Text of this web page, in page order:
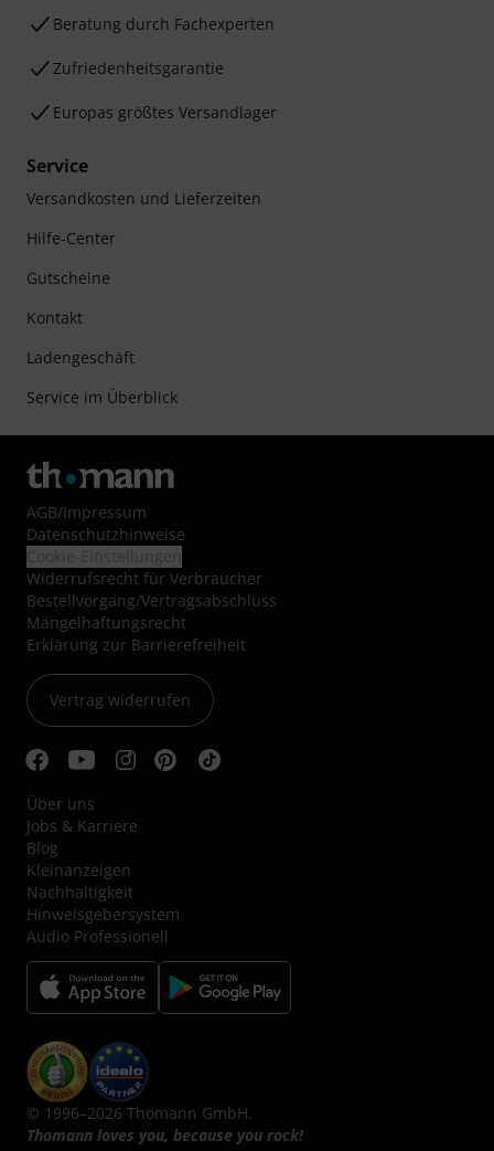
Beratung durch Fachexperten
Zufriedenheitsgarantie
Europas größtes Versandlager
Service
Versandkosten und Lieferzeiten
Hilfe-Center
Gutscheine
Kontakt
Ladengeschäft
Service im Überblick
AGB/Impressum
Datenschutzhinweise
Widerrufsrecht für Verbraucher
Bestellvorgang/Vertragsabschluss
Mängelhaftungsrecht
Erklärung zur Barrierefreiheit
Vertrag widerrufen
Über uns
Jobs & Karriere
Blog
Kleinanzeigen
Nachhaltigkeit
Hinweisgebersystem
Audio Professionell
© 1996–2026 Thomann GmbH.
Thomann loves you, because you rock!